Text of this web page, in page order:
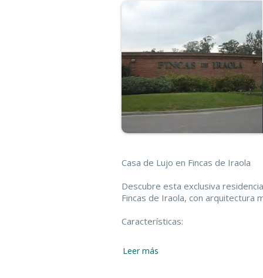
Casa de Lujo en Fincas de Iraola
Descubre esta exclusiva
Fincas de Iraola, con arquitectura
Características:
- Planta Baja:
- Hall de entrada en mármol
Leer más